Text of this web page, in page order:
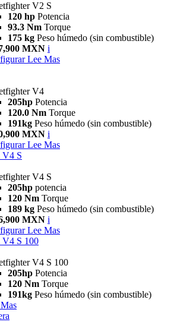
V2 S
120 hp Potencia
93.3 Nm Torque
175 kg Peso húmedo (sin combustible)
MXN i
Lee Mas
V4
205hp Potencia
120.0 Nm Torque
191kg Peso húmedo (sin combustible)
MXN i
Lee Mas
V4 S
V4 S
205hp potencia
120 Nm Torque
189 kg Peso húmedo (sin combustible)
MXN i
Lee Mas
V4 S 100
V4 S 100
205hp Potencia
120 Nm Torque
191kg Peso húmedo (sin combustible)